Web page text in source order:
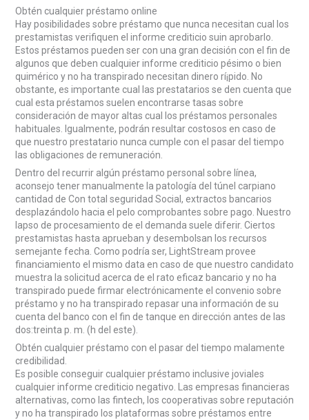
Obtén cualquier préstamo online
Hay posibilidades sobre préstamo que nunca necesitan cual los
prestamistas verifiquen el informe crediticio suin aprobarlo.
Estos préstamos pueden ser con una gran decisión con el fin de
algunos que deben cualquier informe crediticio pésimo o bien
quimérico y no ha transpirado necesitan dinero rí¡pido. No
obstante, es importante cual las prestatarios se den cuenta que
cual esta préstamos suelen encontrarse tasas sobre
consideración de mayor altas cual los préstamos personales
habituales. Igualmente, podrán resultar costosos en caso de
que nuestro prestatario nunca cumple con el pasar del tiempo
las obligaciones de remuneración.
Dentro del recurrir algún préstamo personal sobre línea,
aconsejo tener manualmente la patologí­a del túnel carpiano
cantidad de Con total seguridad Social, extractos bancarios
desplazándolo hacia el pelo comprobantes sobre pago. Nuestro
lapso de procesamiento de el demanda suele diferir. Ciertos
prestamistas hasta aprueban y desembolsan los recursos
semejante fecha. Como podrí­a ser, LightStream provee
financiamiento el mismo data en caso de que nuestro candidato
muestra la solicitud acerca de el rato eficaz bancario y no ha
transpirado puede firmar electrónicamente el convenio sobre
préstamo y no ha transpirado repasar una información de su
cuenta del banco con el fin de tanque en dirección antes de las
dos:treinta p. m. (h del este).
Obtén cualquier préstamo con el pasar del tiempo malamente
credibilidad.
Es posible conseguir cualquier préstamo inclusive joviales
cualquier informe crediticio negativo. Las empresas financieras
alternativas, como las fintech, los cooperativas sobre reputación
y no ha transpirado los plataformas sobre préstamos entre